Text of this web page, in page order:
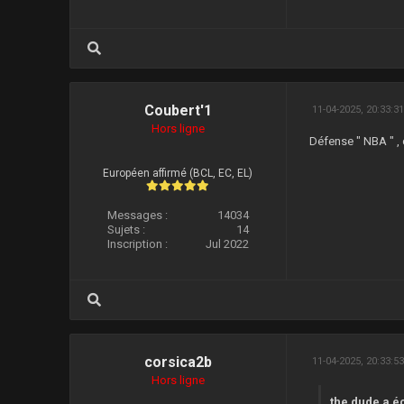
Coubert'1
Hors ligne
Européen affirmé (BCL, EC, EL)
Messages :
14034
Sujets :
14
Inscription :
Jul 2022
11-04-2025, 20:33:31
Défense " NBA " ,
corsica2b
Hors ligne
11-04-2025, 20:33:53